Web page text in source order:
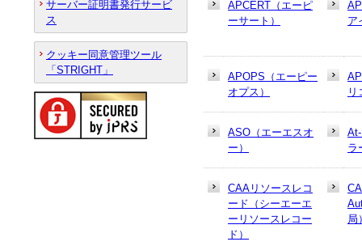
APCERT（エーピ
ーサート）
ア
APOPS（エーピー
オプス）
リ
ASO（エーエスオ
ー）
ラ
CAAリソースレコ
ード（シーエーエ
ーリソースレコー
ド）
局
サーバー証明書発行サービ
ス
クッキー同意管理ツール
「STRIGHT」